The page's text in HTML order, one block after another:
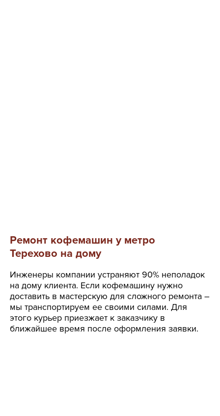
Ремонт кофемашин у метро
Терехово на дому
Инженеры компании устраняют 90% неполадок
на дому клиента. Если кофемашину нужно
доставить в мастерскую для сложного ремонта –
мы транспортируем ее своими силами. Для
этого курьер приезжает к заказчику в
ближайшее время после оформления заявки.